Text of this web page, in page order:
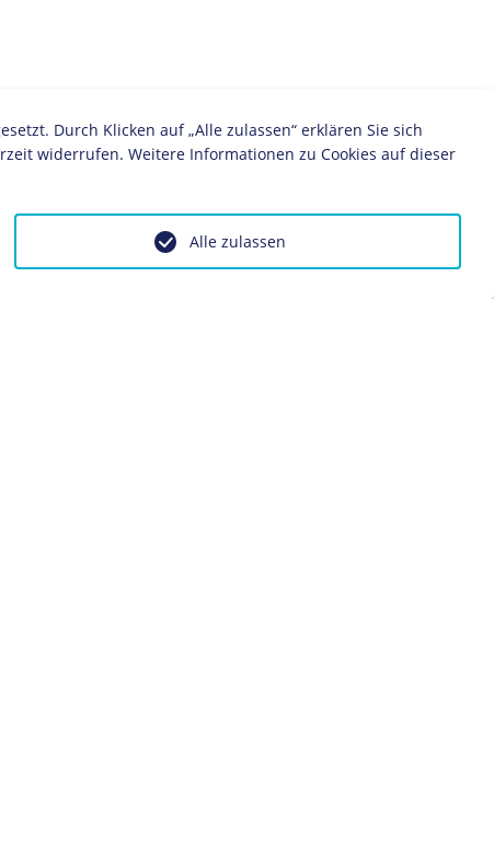
Durch Klicken auf „Alle zulassen“ erklären Sie sich
widerrufen. Weitere Informationen zu Cookies auf dieser
Alle zulassen